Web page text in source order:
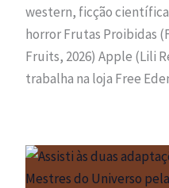
western, ficção
horror Frutas Proibidas
Fruits, 2026) Apple (Lili
trabalha na loja Free